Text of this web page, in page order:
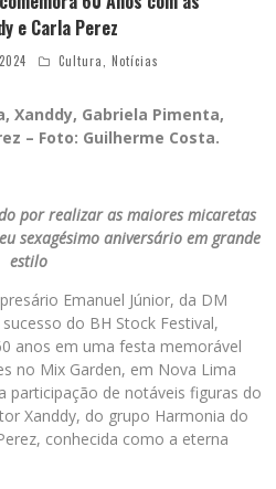
e Carla Perez
Cultura, Notícias
Xanddy, Gabriela Pimenta,
– Foto: Guilherme Costa.
por realizar as maiores micaretas
sexagésimo aniversário em grande
estilo
Emanuel Júnior, da DM
do BH Stock Festival,
anos em uma festa memorável
no Mix Garden, em Nova Lima
participação de notáveis figuras do
Xanddy, do grupo Harmonia do
conhecida como a eterna